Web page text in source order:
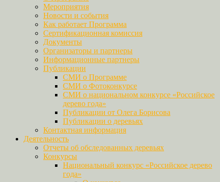
Мероприятия
Новости и события
Как работает Программа
Сертификационная комиссия
Документы
Организаторы и партнеры
Информационные партнеры
Публикации
СМИ о Программе
СМИ о Фотоконкурсе
СМИ о национальном конкурсе «Российское
дерево года»
Публикации от Олега Борисова
Публикации о деревьях
Контактная информация
Деятельность
Отчеты об обследованных деревьях
Конкурсы
Национальный конкурс «Российское дерево
года»